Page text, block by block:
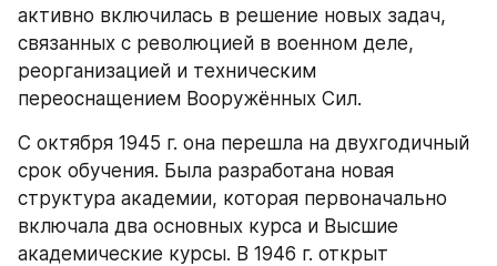
активно включилась в решение новых задач,
связанных с революцией в военном деле,
реорганизацией и техническим
переоснащением Вооружённых Сил.
С октября 1945 г. она перешла на двухгодичный
срок обучения. Была разработана новая
структура академии, которая первоначально
включала два основных курса и Высшие
академические курсы. В 1946 г. открыт